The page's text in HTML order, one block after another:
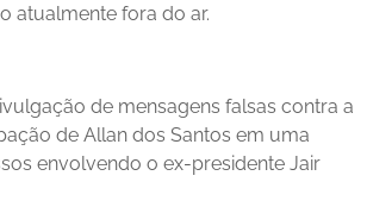
atualmente fora do ar.
de mensagens falsas contra a
de Allan dos Santos em uma
envolvendo o ex-presidente Jair